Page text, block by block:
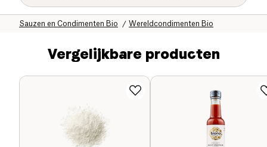
Wereldcondimenten Bio
Sauzen en Condimenten Bio
Zoute Kruidenierswaren Bio
Home
Vergelijkbare producten